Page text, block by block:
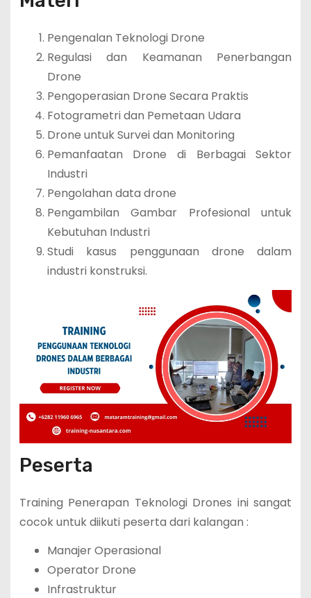
Pengenalan Teknologi Drone
Regulasi dan Keamanan Penerbangan
Drone
Pengoperasian Drone Secara Praktis
Fotogrametri dan Pemetaan Udara
Drone untuk Survei dan Monitoring
Pemanfaatan Drone di Berbagai Sektor
Industri
Pengolahan data drone
Pengambilan Gambar Profesional untuk
Kebutuhan Industri
Studi kasus penggunaan drone dalam
industri konstruksi.
Peserta
Training Penerapan Teknologi Drones ini sangat
cocok untuk diikuti peserta dari kalangan :
Manajer Operasional
Operator Drone
Infrastruktur